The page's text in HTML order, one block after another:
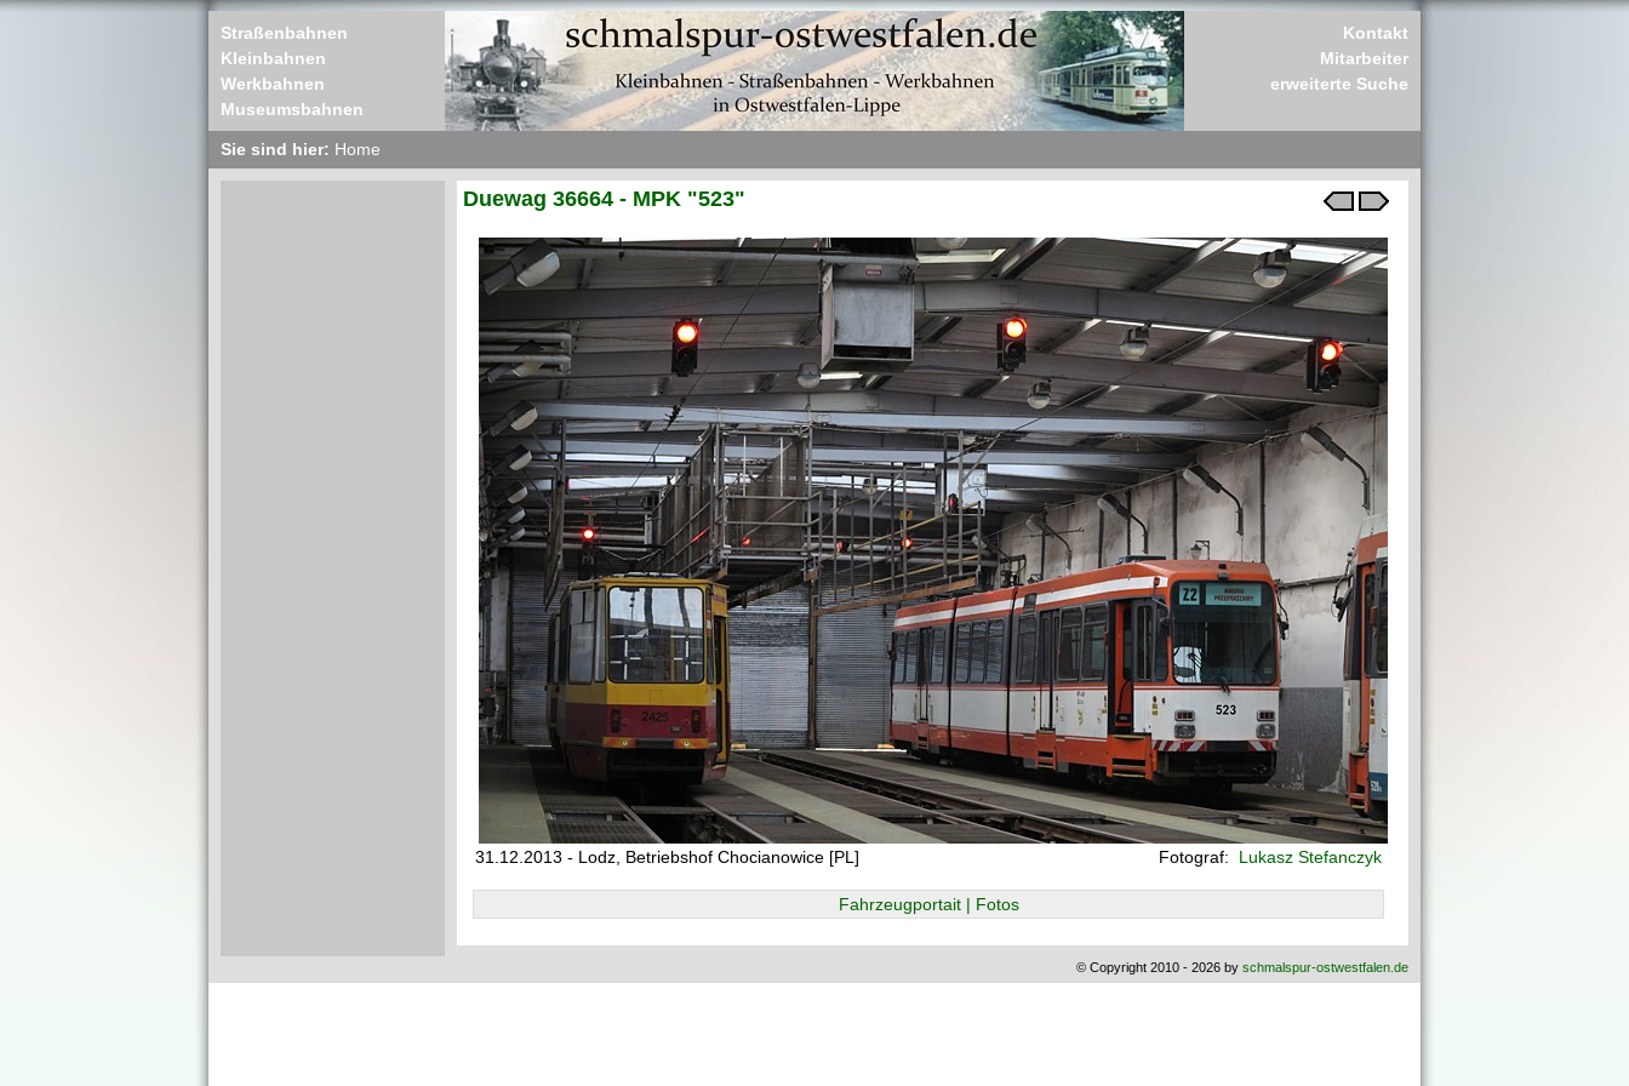
Straßenbahnen
Kleinbahnen
Werkbahnen
Museumsbahnen
Kontakt
Mitarbeiter
erweiterte Suche
Sie sind hier: Home
Duewag 36664 - MPK "523"
31.12.2013 - Lodz, Betriebshof Chocianowice [PL] Fotograf: Lukasz Stefanczyk
Fahrzeugportait | Fotos
© Copyright 2010 - 2026 by schmalspur-ostwestfalen.de